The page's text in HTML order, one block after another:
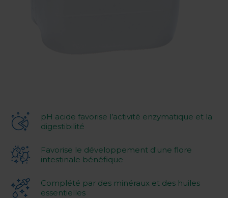
pH acide favorise l’activité enzymatique et la
digestibilité
Favorise le développement d'une flore
intestinale bénéfique
Complété par des minéraux et des huiles
essentielles